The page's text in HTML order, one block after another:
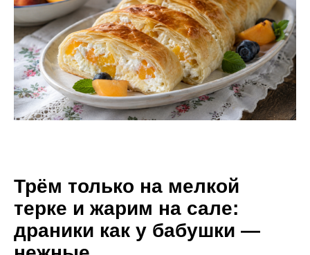
Трём только на мелкой
терке и жарим на сале:
драники как у бабушки —